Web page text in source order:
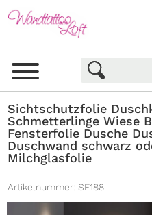
Sichtschutzfolie
Schmetterlinge Wiese
Fensterfolie Dusche
Duschwand schwarz
Milchglasfolie
Artikelnummer: SF188